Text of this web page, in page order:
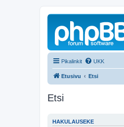
Pikalinkit UKK
Etusivu Etsi
Etsi
HAKULAUSEKE